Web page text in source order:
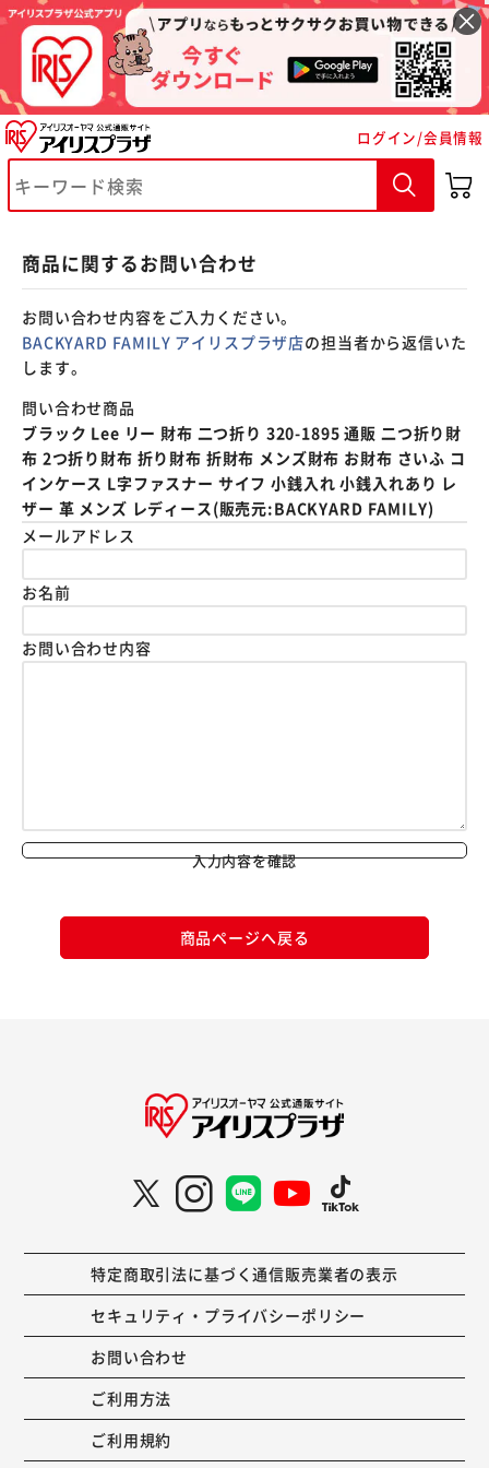
ログイン/会員情報
商品に関するお問い合わせ
お問い合わせ内容をご入力ください。
BACKYARD FAMILY アイリスプラザ店の担当者から返信いた
します。
問い合わせ商品
ブラック Lee リー 財布 二つ折り 320-1895 通販 二つ折り財
布 2つ折り財布 折り財布 折財布 メンズ財布 お財布 さいふ コ
インケース L字ファスナー サイフ 小銭入れ 小銭入れあり レ
ザー 革 メンズ レディース(販売元:BACKYARD FAMILY)
メールアドレス
お名前
お問い合わせ内容
入力内容を確認
商品ページへ戻る
特定商取引法に基づく通信販売業者の表示
セキュリティ・プライバシーポリシー
お問い合わせ
ご利用方法
ご利用規約
※ご確認ください
カートに入れる